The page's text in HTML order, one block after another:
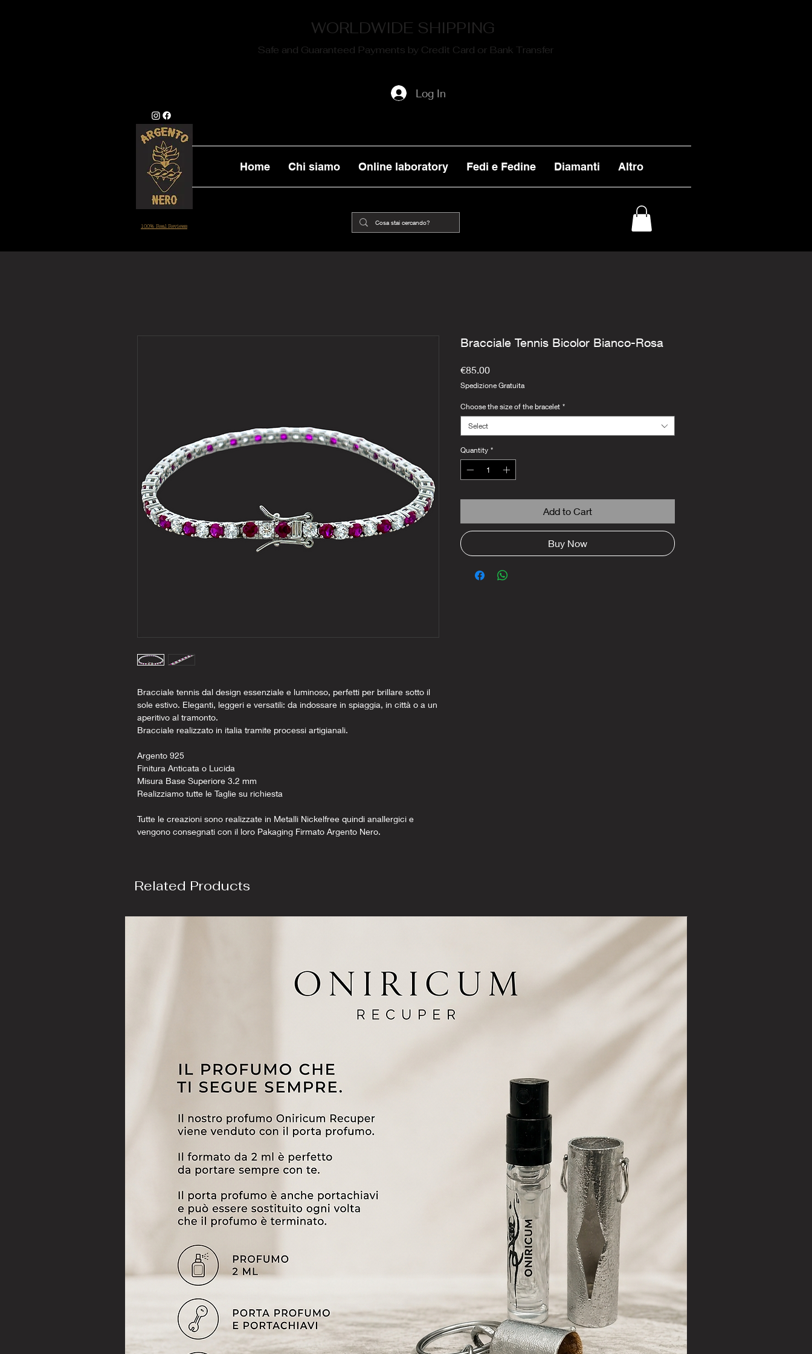
WORLDWIDE SHIPPING
Safe and Guaranteed Payments by Credit Card or Bank Transfer
Log In
Home Chi siamo Online laboratory Fedi e Fedine Diamanti Altro
100% Real Reviews
Bracciale tennis dal design essenziale e luminoso, perfetti per brillare sotto il
sole estivo. Eleganti, leggeri e versatili: da indossare in spiaggia, in città o a un
aperitivo al tramonto.
Bracciale realizzato in italia tramite processi artigianali.
Argento 925
Finitura Anticata o Lucida
Misura Base Superiore 3.2 mm
Realizziamo tutte le Taglie su richiesta
Tutte le creazioni sono realizzate in Metalli Nickelfree quindi anallergici e
vengono consegnati con il loro Pakaging Firmato Argento Nero.
Bracciale Tennis Bicolor Bianco-Rosa
€85.00Price
Spedizione Gratuita
Choose the size of the bracelet *
Select
Quantity *
Add to Cart
Buy Now
Related Products